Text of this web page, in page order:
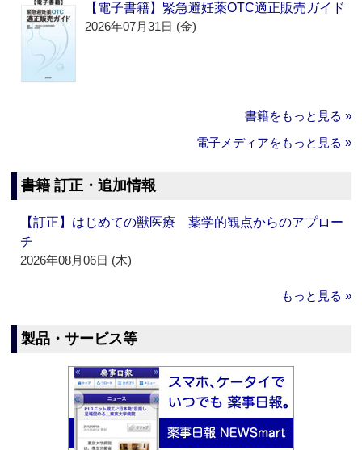
【電子書籍】緊急避妊薬OTC適正販売ガイド
2026年07月31日 (金)
書籍をもっと見る »
電子メディアをもっと見る »
書籍 訂正・追加情報
【訂正】はじめての獣医療 薬学的観点からのアプロー
チ
2026年08月06日 (木)
もっと見る »
製品・サービス等